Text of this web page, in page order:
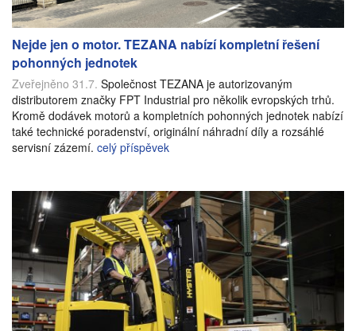
Nejde jen o motor. TEZANA nabízí kompletní řešení
pohonných jednotek
Zveřejněno 31.7. Společnost TEZANA je autorizovaným
distributorem značky FPT Industrial pro několik evropských trhů.
Kromě dodávek motorů a kompletních pohonných jednotek nabízí
také technické poradenství, originální náhradní díly a rozsáhlé
servisní zázemí. celý příspěvek